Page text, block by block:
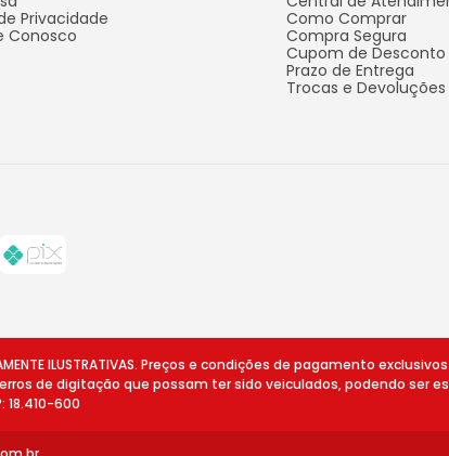
Privacidade
Conosco
Como Comprar
Compra Segura
Cupom de Desconto
Prazo de Entrega
Trocas e Devoluções
ILUSTRATIVAS. Preços e condições de pagamento
de digitação que possam ter sido veiculados, podendo ser
18.410-600